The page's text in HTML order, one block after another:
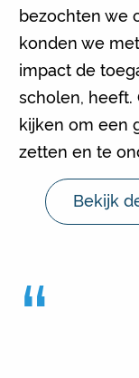
bezochten we
konden we
impact de
scholen,
kijken om een
zetten en te
Bekijk
“